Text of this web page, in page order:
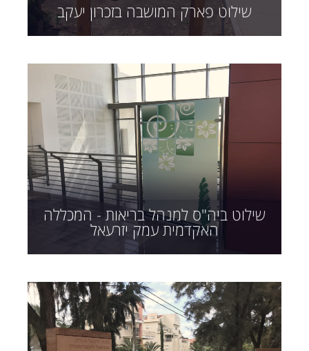
שילוט פארק המושבה בזכרון יעקב
שילוט ביה"ס למנהל בריאות - המכללה
האקדמית עמק יזרעאל